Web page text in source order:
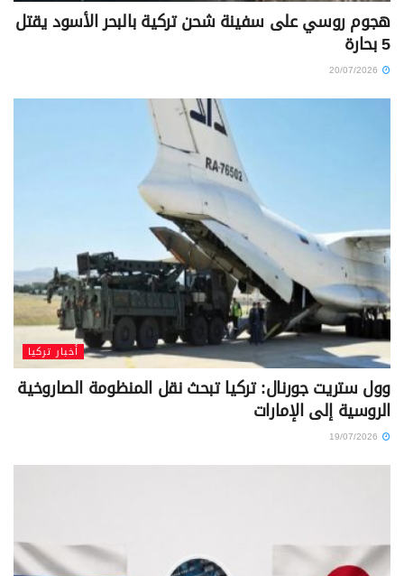
هجوم روسي على سفينة شحن تركية بالبحر الأسود يقتل
5 بحارة
أخبار تركيا
وول ستريت جورنال: تركيا تبحث نقل المنظومة الصاروخية
الروسية إلى الإمارات